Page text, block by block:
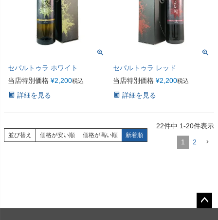
セパルトゥラ ホワイト
当店特別価格 ¥2,200税込
詳細を見る
セパルトゥラ レッド
当店特別価格 ¥2,200税込
詳細を見る
並び替え 価格が安い順 価格が高い順 新着順
22件中 1-20件表示
1 2